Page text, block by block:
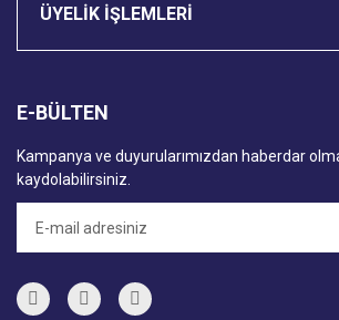
ÜYELİK İŞLEMLERİ
E-BÜLTEN
Kampanya ve duyurularımızdan haberdar
kaydolabilirsiniz.